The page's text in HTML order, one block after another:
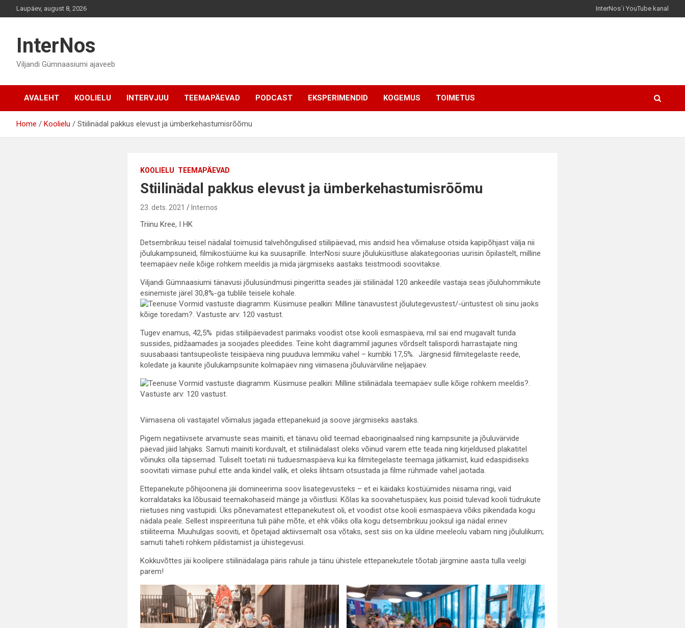
to
Laupäev, august 8, 2026 InterNos´i YouTube kanal
InterNos
Viljandi Gümnaasiumi ajaveeb
AVALEHT KOOLIELU INTERVJUU TEEMAPÄEVAD PODCAST EKSPERIMENDID KOGEMUS TOIMETUS
Home Koolielu Stiilinädal pakkus elevust ja ümberkehastumisrõõmu
KOOLIELU TEEMAPÄEVAD
Stiilinädal pakkus elevust ja ümberkehastumisrõõmu
23. dets. 2021 Internos
Triinu Kree, I HK
Detsembrikuu teisel nädalal toimusid talvehõngulised stiilipäevad, mis andsid hea võimaluse otsida kapipõhjast välja nii
jõulukampsuneid, filmikostüüme kui ka suusaprille. InterNosi suure jõuluküsitluse alakategoorias uurisin õpilastelt, milline
teemapäev neile kõige rohkem meeldis ja mida järgmiseks aastaks teistmoodi soovitakse.
Viljandi Gümnaasiumi tänavusi jõulusündmusi pingeritta seades jäi stiilinädal 120 ankeedile vastaja seas jõuluhommikute
esinemiste järel 30,8%-ga tublile teisele kohale.
Tugev enamus, 42,5% pidas stiilipäevadest parimaks voodist otse kooli esmaspäeva, mil sai end mugavalt tunda
sussides, pidžaamades ja soojades pleedides. Teine koht diagrammil jagunes võrdselt talispordi harrastajate ning
suusabaasi tantsupeoliste teisipäeva ning puuduva lemmiku vahel – kumbki 17,5%. Järgnesid filmitegelaste reede,
koledate ja kaunite jõulukampsunite kolmapäev ning viimasena jõuluvärviline neljapäev.
Viimasena oli vastajatel võimalus jagada ettepanekuid ja soove järgmiseks aastaks.
Pigem negatiivsete arvamuste seas mainiti, et tänavu olid teemad ebaoriginaalsed ning kampsunite ja jõuluvärvide
päevad jäid lahjaks. Samuti mainiti korduvalt, et stiilinädalast oleks võinud varem ette teada ning kirjeldused plakatitel
võinuks olla täpsemad. Tuliselt toetati nii tuduesmaspäeva kui ka filmitegelaste teemaga jätkamist, kuid edaspidiseks
soovitati viimase puhul ette anda kindel valik, et oleks lihtsam otsustada ja filme rühmade vahel jaotada.
Ettepanekute põhijoonena jäi domineerima soov lisategevusteks – et ei käidaks kostüümides niisama ringi, vaid
korraldataks ka lõbusaid teemakohaseid mänge ja võistlusi. Kõlas ka soovahetuspäev, kus poisid tulevad kooli tüdrukute
riietuses ning vastupidi. Üks põnevamatest ettepanekutest oli, et voodist otse kooli esmaspäeva võiks pikendada kogu
nädala peale. Sellest inspireerituna tuli pähe mõte, et ehk võiks olla kogu detsembrikuu jooksul iga nädal erinev
stiiliteema. Muuhulgas sooviti, et õpetajad aktiivsemalt osa võtaks, sest siis on ka üldine meeleolu vabam ning jõululikum;
samuti taheti rohkem pildistamist ja ühistegevusi.
Kokkuvõttes jäi koolipere stiilinädalaga päris rahule ja tänu ühistele ettepanekutele tõotab järgmine aasta tulla veelgi
parem!